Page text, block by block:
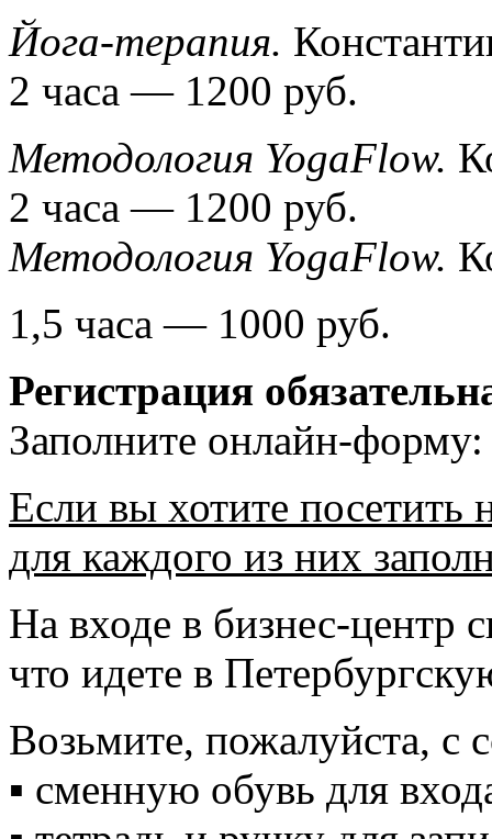
Йога-терапия.
2 часа — 1200 руб.
Методология YogaFlow.
2 часа — 1200 руб.
Методология YogaFlow.
1,5 часа — 1000 руб.
Регистрация
Заполните онлайн-
Если вы хотите посетить
для каждого из них
На входе в бизнес-центр
что идете в
Возьмите, пожалуйста, с
▪ сменную обувь для